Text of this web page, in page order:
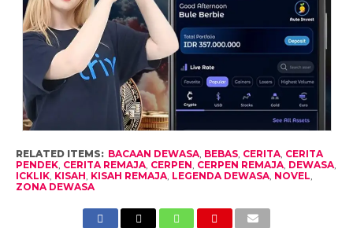
RELATED ITEMS: BACAAN DEWASA, BEBAS, CERITA, CERITA
PENDEK, CERITA REMAJA, CERPEN, CERPEN REMAJA, DEWASA,
ICKLIK, KISAH, KISAH REMAJA, LEGENDA DEWASA, NOVEL,
ZONA DEWASA